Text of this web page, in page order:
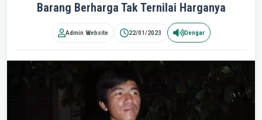
Barang Berharga Tak Ternilai Harganya
Admin Website 22/01/2023 Dengar